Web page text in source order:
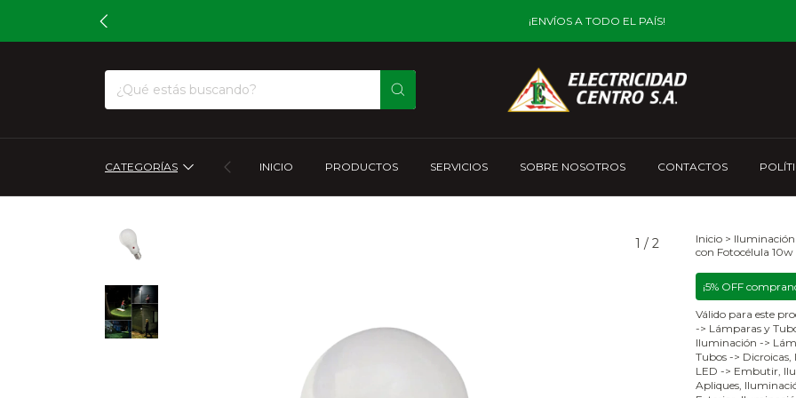
¡ENVÍOS A TODO EL PAÍS!
CATEGORÍAS INICIO PRODUCTOS SERVICIOS SOBRE NOSOTROS CONTACTOS
1 / 2 Inicio > Iluminación
con Fotocélula
¡5% OFF
Válido para este
-> Lámparas y
Iluminación ->
Tubos ->
LED -> Embutir,
Apliques,